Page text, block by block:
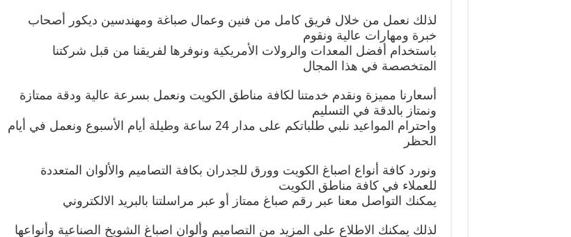
لذلك نعمل من خلال فريق كامل من فنين وعمال صباغة ومهندسين ديكور أصحاب
خبرة ومهارات عالية ونقوم
باستخدام أفضل المعدات والرولات الأمريكية ونوفرها لفريقنا من قبل شركتنا
المتخصصة في هذا المجال
أسعارنا مميزة ونقدم خدمتنا لكافة مناطق الكويت ونعمل بسرعة عالية ودقة ممتازة
ونمتاز بالدقة في التسليم
واحترام المواعيد نلبي طلباتكم على مدار 24 ساعة وطيلة أيام الأسبوع ونعمل في أيام
الحظر
ونورد كافة أنواع اصباغ الكويت وورق للجدران بكافة التصاميم والألوان المتعددة
للعملاء في كافة مناطق الكويت
يمكنك التواصل معنا عبر رقم صباغ ممتاز أو عبر مراسلتنا بالبريد الالكتروني
لذلك يمكنك الاطلاع على المزيد من التصاميم وألوان اصباغ الشويخ الصناعية وأنواعها